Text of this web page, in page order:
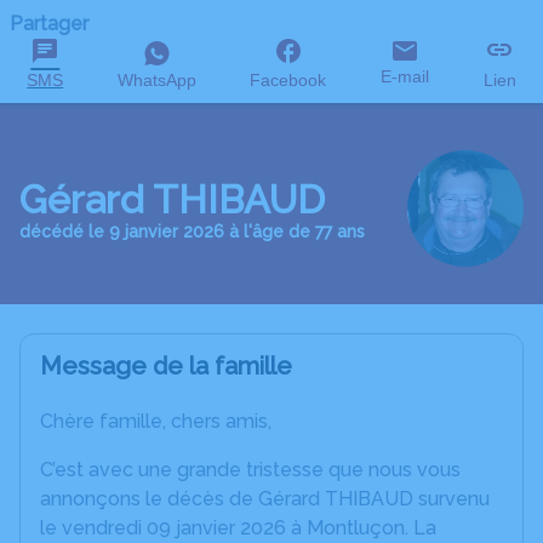
Partager
SMS WhatsApp Facebook E-mail Lien
Gérard THIBAUD
décédé le 9 janvier 2026 à l'âge de 77 ans
Message de la famille
Chère famille, chers amis,
C’est avec une grande tristesse que nous vous
annonçons le décès de Gérard THIBAUD survenu
le vendredi 09 janvier 2026 à Montluçon. La